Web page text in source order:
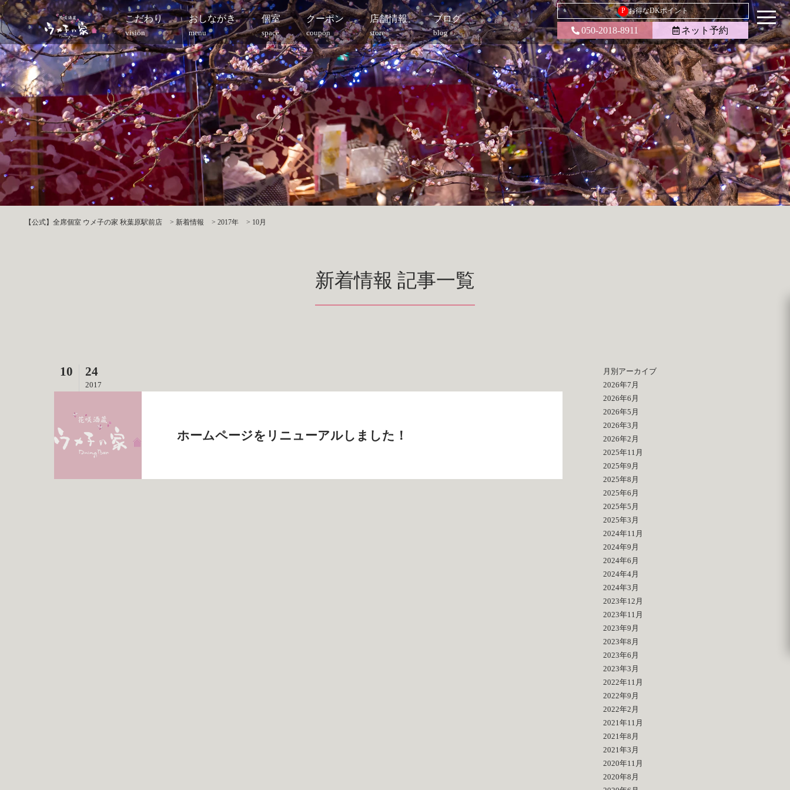
こだわり
vision
おしながき
menu
個室
space
クーポン
coupon
店舗情報
store
ブログ
blog
P お得なDKポイント
050-2018-8911 ネット予約
【公式】全席個室 ウメ子の家 秋葉原駅前店 > 新着情報 > 2017年 > 10月
新着情報 記事一覧
10 24
2017
ホームページをリニューアルしました！
月別アーカイブ
2026年7月
2026年6月
2026年5月
2026年3月
2026年2月
2025年11月
2025年9月
2025年8月
2025年6月
2025年5月
2025年3月
2024年11月
2024年9月
2024年6月
2024年4月
2024年3月
2023年12月
2023年11月
2023年9月
2023年8月
2023年6月
2023年3月
2022年11月
2022年9月
2022年2月
2021年11月
2021年8月
2021年3月
2020年11月
2020年8月